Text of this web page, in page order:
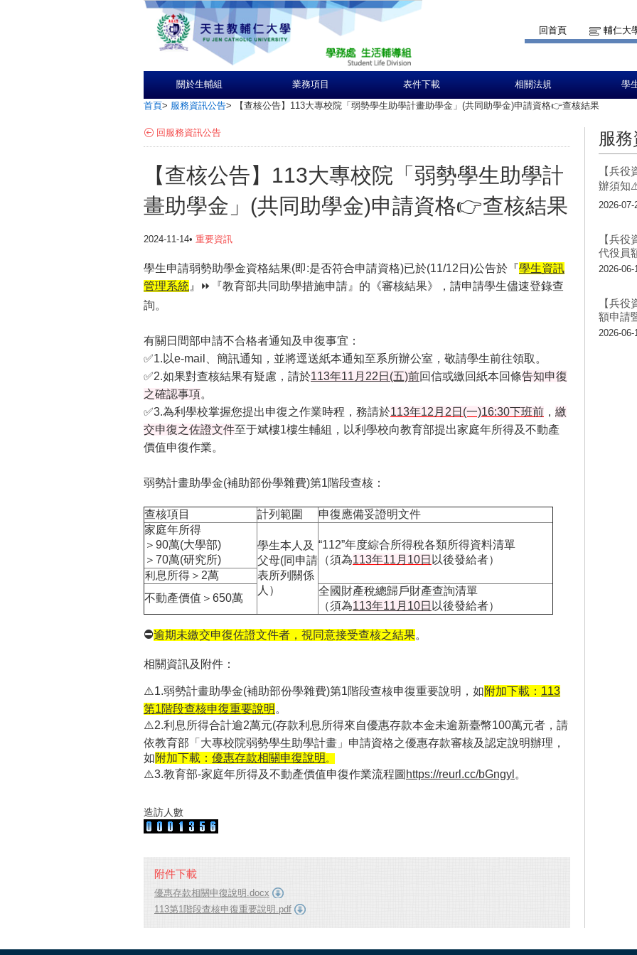
回首頁 輔仁大
關於生輔組 業務項目 表件下載 相關法規 學
首頁> 服務資訊公告> 【查核公告】113大專校院「弱勢學生助學計畫助學金」(共同助學金)申請資格👉查核結果
回服務資訊公告
【查核公告】113大專校院「弱勢學生助學計
畫助學金」(共同助學金)申請資格👉查核結果
2024-11-14• 重要資訊
學生申請弱勢助學金資格結果(即:是否符合申請資格)已於(11/12日)公告於『學生資訊
管理系統 』⏩️『教育部共同助學措施申請 』的《審核結果》，請申請學生儘速登錄查
詢。
有關日間部申請不合格者通知及申復事宜：
✅1.以e-mail、簡訊通知，並將逕送紙本通知至系所辦公室，敬請學生前往領取。
✅2.如果對查核結果有疑慮，請於113年11月22日(五)前回信或繳回紙本回條告知申復
之確認事項。
✅3.為利學校掌握您提出申復之作業時程，務請於113年12月2日(一)16:30下班前 ， 繳
交申復之佐證文件至于斌樓1樓生輔組，以利學校向教育部提出家庭年所得及不動產
價值申復作業。
弱勢計畫助學金(補助部份學雜費)第1階段查核：
查核項目 計列範圍
申復應備妥證明文件
家庭年所得
＞90萬(大學部)
＞70萬(研究所)
學生本人及
父母(同申請
表所列關係
人）
“112”年度綜合所得稅各類所得資料清單
（須為113年11月10日 以後發給者）
利息所得＞2萬
不動產價值＞650萬
全國財產稅總歸戶財產查詢清單
（須為113年11月10日 以後發給者）
⛔️逾期未繳交申復佐證文件者，視同意接受查核之結果。
相關資訊及附件：
⚠️1.弱勢計畫助學金(補助部份學雜費)第1階段查核申復重要說明 ，如附加下載： 113
第1階段查核申復重要說明 。
⚠️2.利息所得合計逾2萬元(存款利息所得來自優惠存款本金未逾新臺幣100萬元者，請
依教育部 「大專校院弱勢學生助學計畫」申請資格之優惠存款審核及認定說明辦理，
如附加下載： 優惠存款相關申復說明 。
⚠️3.教育部-家庭年所得及不動產價值申復作業流程圖 https://reurl.cc/bGngyl 。
造訪人數
附件下載
優惠存款相關申復說明.docx
113第1階段查核申復重要說明.pdf
服
【兵
辦須知
2026-07-
【兵
代役員
2026-06-
【兵
額申請
2026-06-